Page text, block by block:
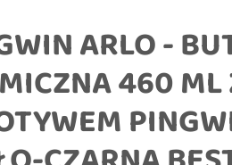
ARLO -
460 ML